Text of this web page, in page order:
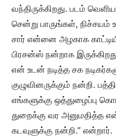
வந்திருக்கிறது. படம்
சென்று பாருங்கள், நிச்சயம்
சார் என்னை அழகாக
பிரசன்ஸ் நன்றாக
என் உடன் நடித்த சக
குழுவினருக்கும் நன்றி.
எங்களுக்கு ஒத்துழைப்பு
துறைக்கு வர அனுமதித்த
கடவுளுக்கு நன்றி.” என்றார்.